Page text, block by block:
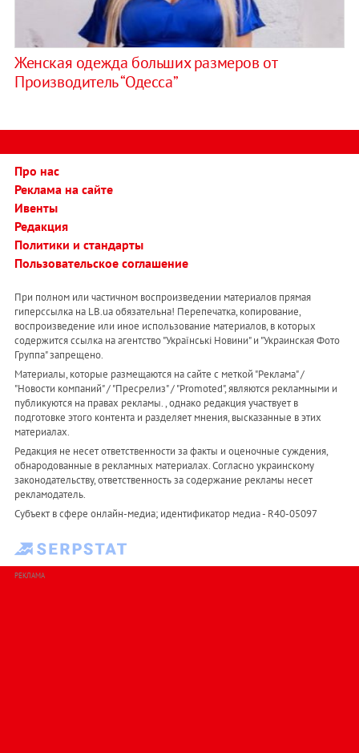
Женская одежда больших размеров от
Производитель “Одесса”
Про нас
Реклама на сайте
Ивенты
Редакция
Политики и стандарты
Пользовательское соглашение
При полном или частичном воспроизведении материалов прямая
гиперссылка на LB.ua обязательна! Перепечатка, копирование,
воспроизведение или иное использование материалов, в которых
содержится ссылка на агентство "Українськi Новини" и "Украинская Фото
Группа" запрещено.
Материалы, которые размещаются на сайте с меткой "Реклама" /
"Новости компаний" / "Пресрелиз" / "Promoted", являются рекламными и
публикуются на правах рекламы. , однако редакция участвует в
подготовке этого контента и разделяет мнения, высказанные в этих
материалах.
Редакция не несет ответственности за факты и оценочные суждения,
обнародованные в рекламных материалах. Согласно украинскому
законодательству, ответственность за содержание рекламы несет
рекламодатель.
Субъект в сфере онлайн-медиа; идентификатор медиа - R40-05097
РЕКЛАМА